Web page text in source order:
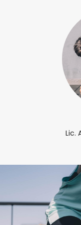
Lic.